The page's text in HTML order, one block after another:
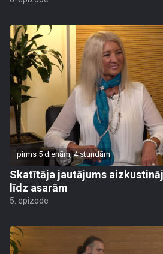
pirms 5 dienām, 4 stundām
Skatītāja jautājums
līdz asarām
5. epizode